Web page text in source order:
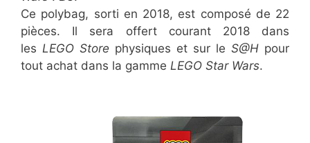
Ce polybag, sorti en 2018, est composé de 22
pièces. Il sera offert courant 2018 dans
les LEGO Store physiques et sur le S@H pour
tout achat dans la gamme LEGO Star Wars.